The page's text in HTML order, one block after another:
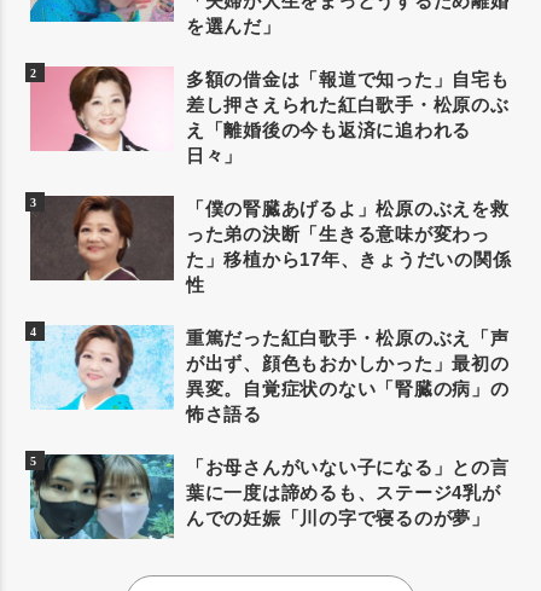
を選んだ」
多額の借金は「報道で知った」自宅も
差し押さえられた紅白歌手・松原のぶ
え「離婚後の今も返済に追われる
日々」
「僕の腎臓あげるよ」松原のぶえを救
った弟の決断「生きる意味が変わっ
た」移植から17年、きょうだいの関係
性
重篤だった紅白歌手・松原のぶえ「声
が出ず、顔色もおかしかった」最初の
異変。自覚症状のない「腎臓の病」の
怖さ語る
「お母さんがいない子になる」との言
葉に一度は諦めるも、ステージ4乳が
んでの妊娠「川の字で寝るのが夢」